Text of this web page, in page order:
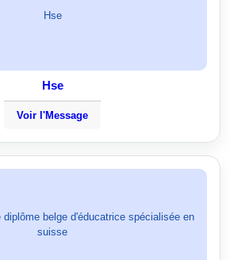
Hse
Hse
Voir l'Message
diplôme belge d'éducatrice spécialisée en
suisse